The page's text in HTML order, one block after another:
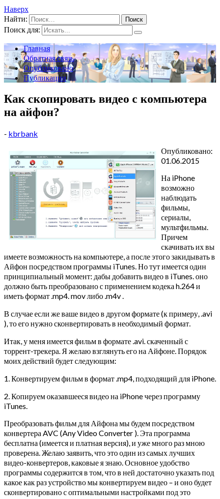
Наверх
Найти:
Поиск для:
Главная
Обратная связь
Опубликовано
Публикации
Как скопировать видео с компьютера
на айфон?
- kbrbank
Опубликовано:
01.06.2015
На iPhone
возможно
наблюдать
фильмы,
сериалы,
мультфильмы.
Причем
скачивать их вы
имеете возможность на компьютере, а после этого закидывать в
Айфон посредством программы iTunes. Но тут имеется один
принципиальный момент: дабы добавить видео в iTunes. оно
должно быть преобразовано с применением кодека h.264 и
иметь формат .mp4. mov либо .m4v .
В случае если же ваше видео в другом формате (к примеру, .avi
), то его нужно сконвертировать в необходимый формат.
Итак, у меня имеется фильм в формате .avi. скаченный с
торрент-трекера. Я желаю взглянуть его на Айфоне. Порядок
моих действий будет следующим:
1. Конвертируем фильм в формат .mp4, подходящий для iPhone.
2. Копируем оказавшееся видео на iPhone через программу
iTunes.
Преобразовать фильм для Айфона мы будем посредством
конвертера AVC (Any Video Converter ). Эта программа
бесплатна (имеется и платная версия), и уже много раз мною
проверена. Желаю заявить, что это один из самых лучших
видео-конвертеров, каковые я знаю. Основное удобство
программы содержится в том, что в ней достаточно указать под
какое как раз устройство мы конвертируем видео – и оно будет
сконвертировано с оптимальными настройками под это